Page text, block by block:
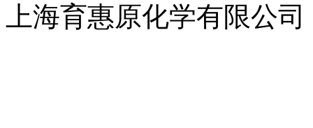
上海育惠原化学有限公司